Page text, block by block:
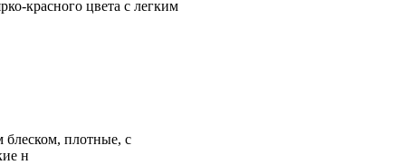
красного цвета с легким
плотные, с
н